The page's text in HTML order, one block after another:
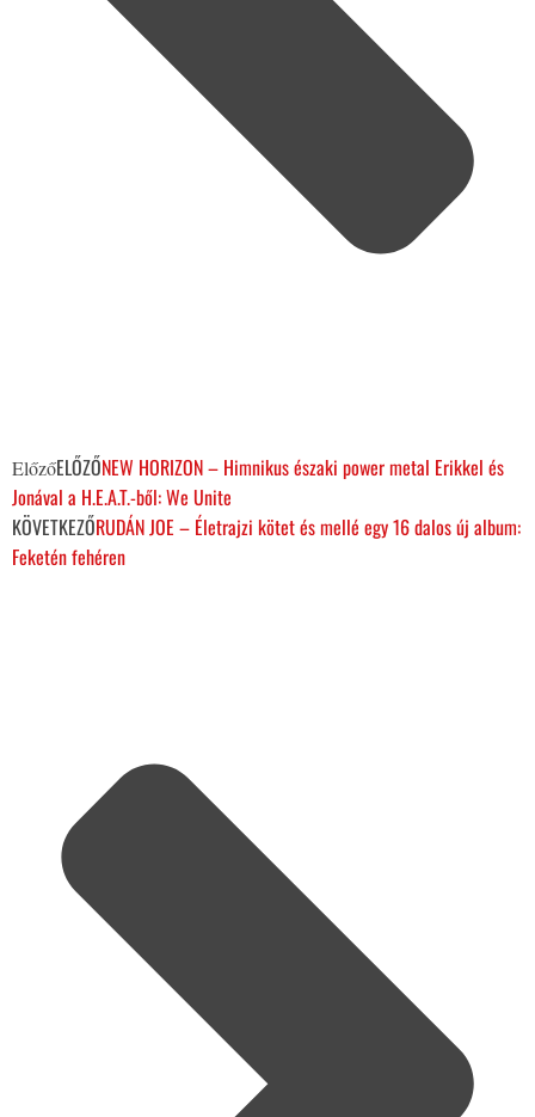
ElőzőELŐZŐNEW HORIZON – Himnikus északi power metal Erikkel és
Jonával a H.E.A.T.-ből: We Unite
KÖVETKEZŐRUDÁN JOE – Életrajzi kötet és mellé egy 16 dalos új album:
Feketén fehéren